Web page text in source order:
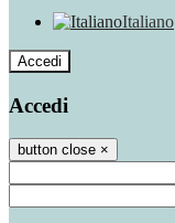
Italiano
Accedi
Accedi
button close ×